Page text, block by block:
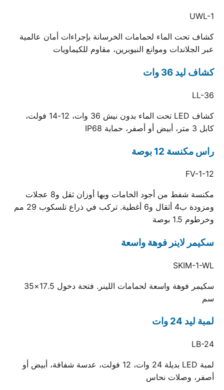
UWL-1
كشاف تحت الماء لحمامات الخرسانة بإجراءات أمان عالمية
عبر الجلاندات وموانع النيوبرين، مقاوم للكيماويات
كشاف ليد 36 وات
LL-36
كشاف LED تحت الماء بدون نيش 36 وات، 12-14 فولت،
كابل 3 متر، أبيض أو أصفر، حماية IP68
راس مكنسة 12 بوصة
FV-1-12
مكنسة شفط من أجود الخامات وبها أوزان ثقل و8 عجلات
ومزودة ب4 أثقال و6 أغطية. تركب في ذراع تلسكوب 29 مم
وخرطوم 1.5 بوصة
سكيمر لاينر فوهة واسعة
SKIM-1-WL
سكيمر فوهة واسعة لحمامات اللينر. فتحة دخول 17.5×35
سم
لمبة ليد 24 وات
LB-24
لمبة LED بديلة 24 وات، 12 فولت، عدسة شفافة، أبيض أو
أصفر، وصلات نحاس